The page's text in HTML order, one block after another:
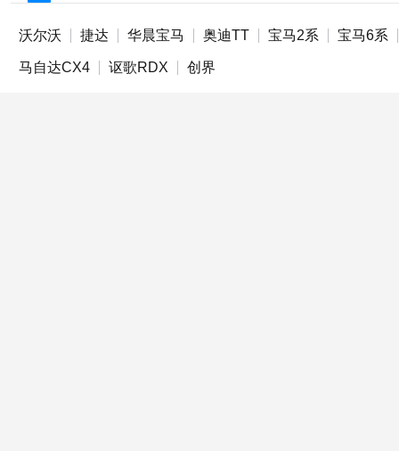
沃尔沃 捷达 华晨宝马 奥迪TT 宝马2系 宝马6系
马自达CX4 讴歌RDX 创界